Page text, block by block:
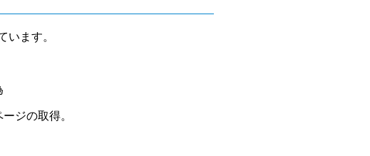
います。
ジの取得。